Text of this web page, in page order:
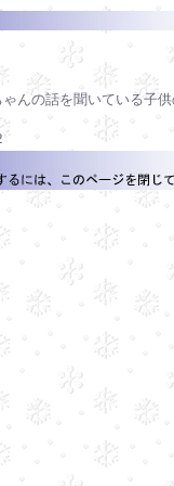
んの話を聞いている子